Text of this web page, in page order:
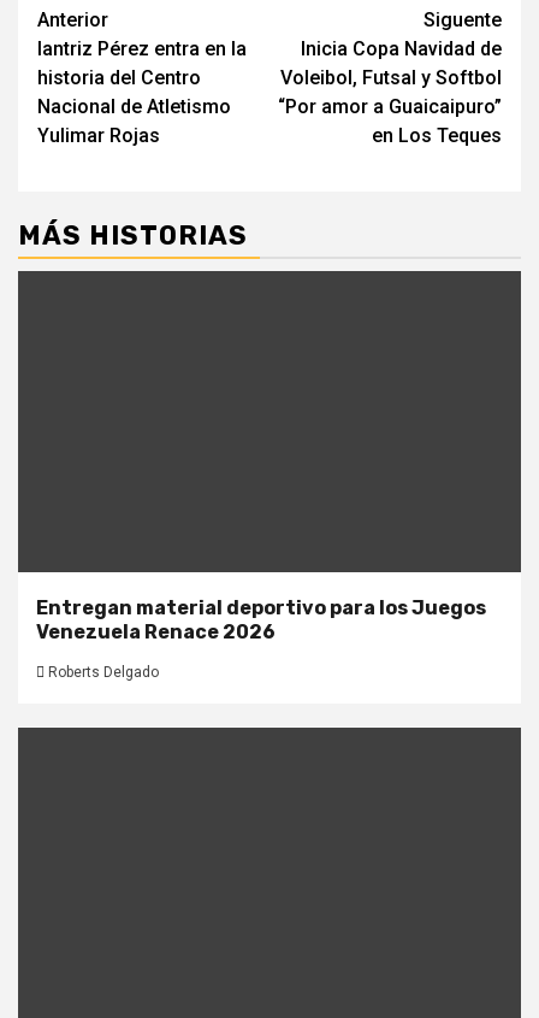
Navegación
de
entradas
Anterior
Iantriz Pérez entra en la
historia del Centro
Nacional de Atletismo
Yulimar Rojas
Siguente
Inicia Copa Navidad de
Voleibol, Futsal y Softbol
“Por amor a Guaicaipuro”
en Los Teques
MÁS HISTORIAS
Entregan material deportivo para los Juegos
Venezuela Renace 2026
Roberts Delgado